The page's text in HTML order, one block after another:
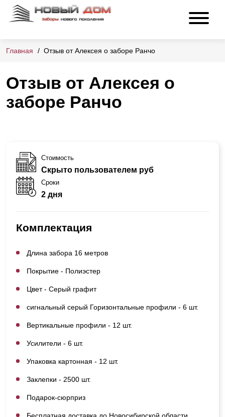
Главная Отзыв от Алексея о заборе Ранчо
Отзыв от Алексея о
заборе Ранчо
Стоимость
Скрыто пользователем руб
Сроки
2 дня
Комплектация
Длина забора 16 метров
Покрытие - Полиэстер
Цвет - Серый графит
сигнальный серый Горизонтальные профили - 6 шт.
Вертикальные профили - 12 шт.
Усилители - 6 шт.
Упаковка картонная - 12 шт.
Заклепки - 2500 шт.
Подарок-сюрприз
Бесплатная доставка до Новосибирской области